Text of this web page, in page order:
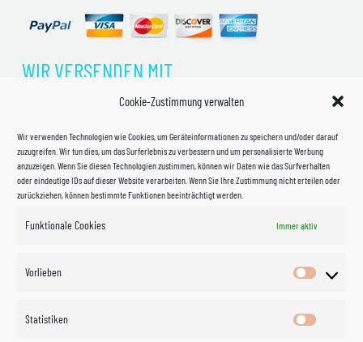
Cookie-Zustimmung verwalten
Wir verwenden Technologien wie Cookies, um Geräteinformationen zu speichern und/oder darauf
zuzugreifen. Wir tun dies, um das Surferlebnis zu verbessern und um personalisierte Werbung
anzuzeigen. Wenn Sie diesen Technologien zustimmen, können wir Daten wie das Surfverhalten
oder eindeutige IDs auf dieser Website verarbeiten. Wenn Sie Ihre Zustimmung nicht erteilen oder
zurückziehen, können bestimmte Funktionen beeinträchtigt werden.
Funktionale Cookies Immer aktiv
Vorlieben
Vorlieben
Statistiken
WIR VERSENDEN MIT